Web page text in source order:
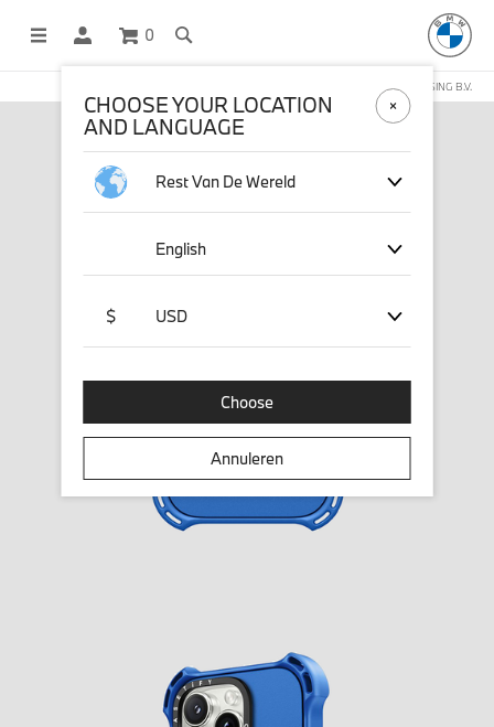
0
DEZE WEBSHOP WORDT BEHEERD DOOR STICHD SPORTMERCHANDISING B.V.
CHOOSE YOUR LOCATION
AND LANGUAGE
Rest Van De Wereld
English
$ USD
Choose
Annuleren